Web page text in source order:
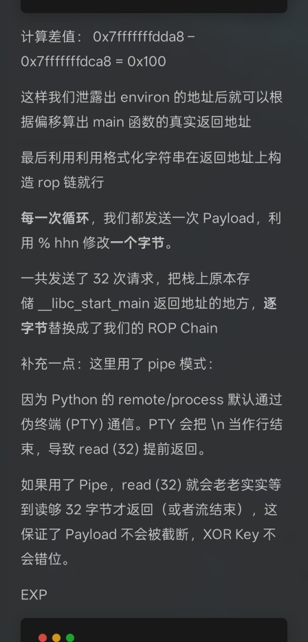
计算差值： 0x7fffffffdda8 –
0x7fffffffdca8 = 0x100
这样我们泄露出 environ 的地址后就可以根
据偏移算出 main 函数的真实返回地址
最后利用利用格式化字符串在返回地址上构
造 rop 链就行
每一次循环 ，我们都发送一次 Payload，利
用 % hhn 修改一个字节。
一共发送了 32 次请求，把栈上原本存
储 __libc_start_main 返回地址的地方， 逐
字节替换成了我们的 ROP Chain
补充一点：这里用了 pipe 模式：
因为 Python 的 remote/process 默认通过
伪终端 (PTY) 通信。PTY 会把 \n 当作行结
束，导致 read (32) 提前返回。
如果用了 Pipe，read (32) 就会老老实实等
到读够 32 字节才返回（或者流结束），这
保证了 Payload 不会被截断，XOR Key 不
会错位。
EXP